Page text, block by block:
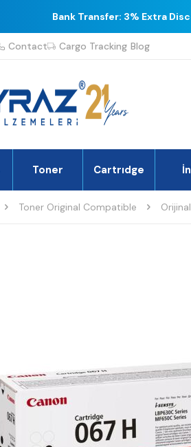
Bank Transfer: 3% Extra
Contact Cargo Tracking Blog
Toner Cartrıdge
Toner Original Compatible